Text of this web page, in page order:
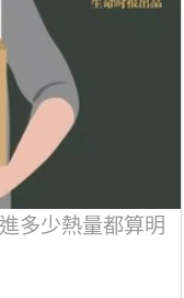
多少熱量都算明